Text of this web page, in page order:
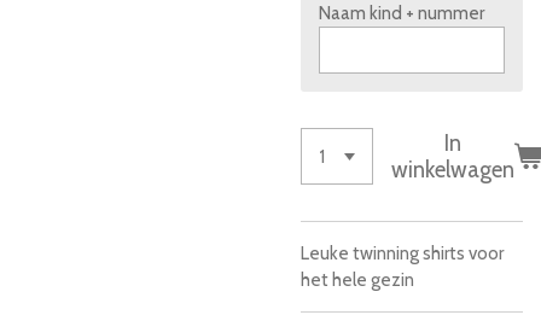
Naam kind + nummer
In
winkelwagen
Leuke twinning shirts voor
het hele gezin